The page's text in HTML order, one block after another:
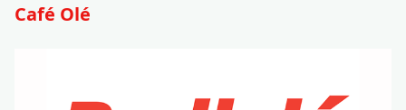
Café Olé